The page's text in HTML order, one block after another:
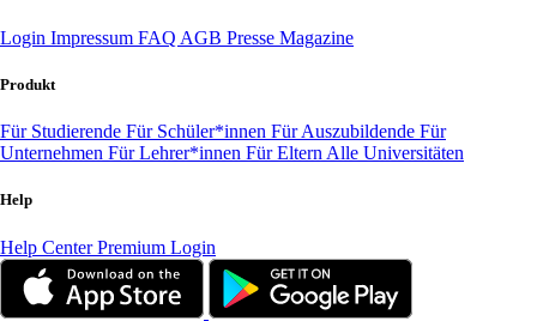
Login Impressum FAQ AGB Presse Magazine
Produkt
Für Studierende Für Schüler*innen Für Auszubildende Für
Unternehmen Für Lehrer*innen Für Eltern Alle Universitäten
Help
Help CenterPremium Login